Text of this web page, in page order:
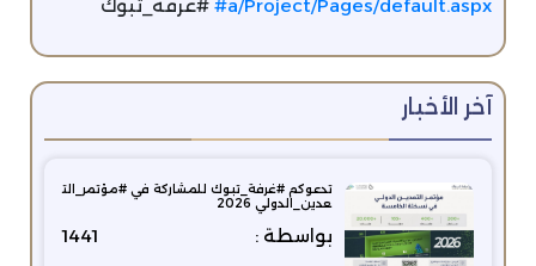
a/Project/Pages/default.aspx# #غرفة_تبوك
آخر الأخبار
تدعوكم #غرفة_تبوك للمشاركة في #مؤتمر_الت
عدين_الدولي 2026
بواسطة : 1441